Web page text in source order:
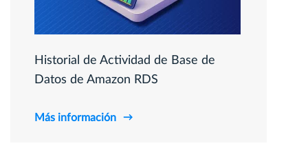
Historial de Actividad de Base de
Datos de Amazon RDS
Más información